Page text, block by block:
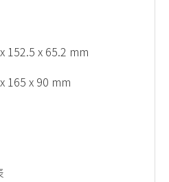
152.5 x 65.2 mm
165 x 90 mm